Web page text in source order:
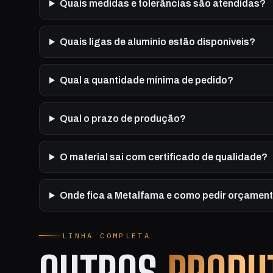
Quais medidas e tolerâncias são atendidas?
Quais ligas de alumínio estão disponíveis?
Qual a quantidade mínima de pedido?
Qual o prazo de produção?
O material sai com certificado de qualidade?
Onde fica a Metalfama e como pedir
LINHA COMPLETA